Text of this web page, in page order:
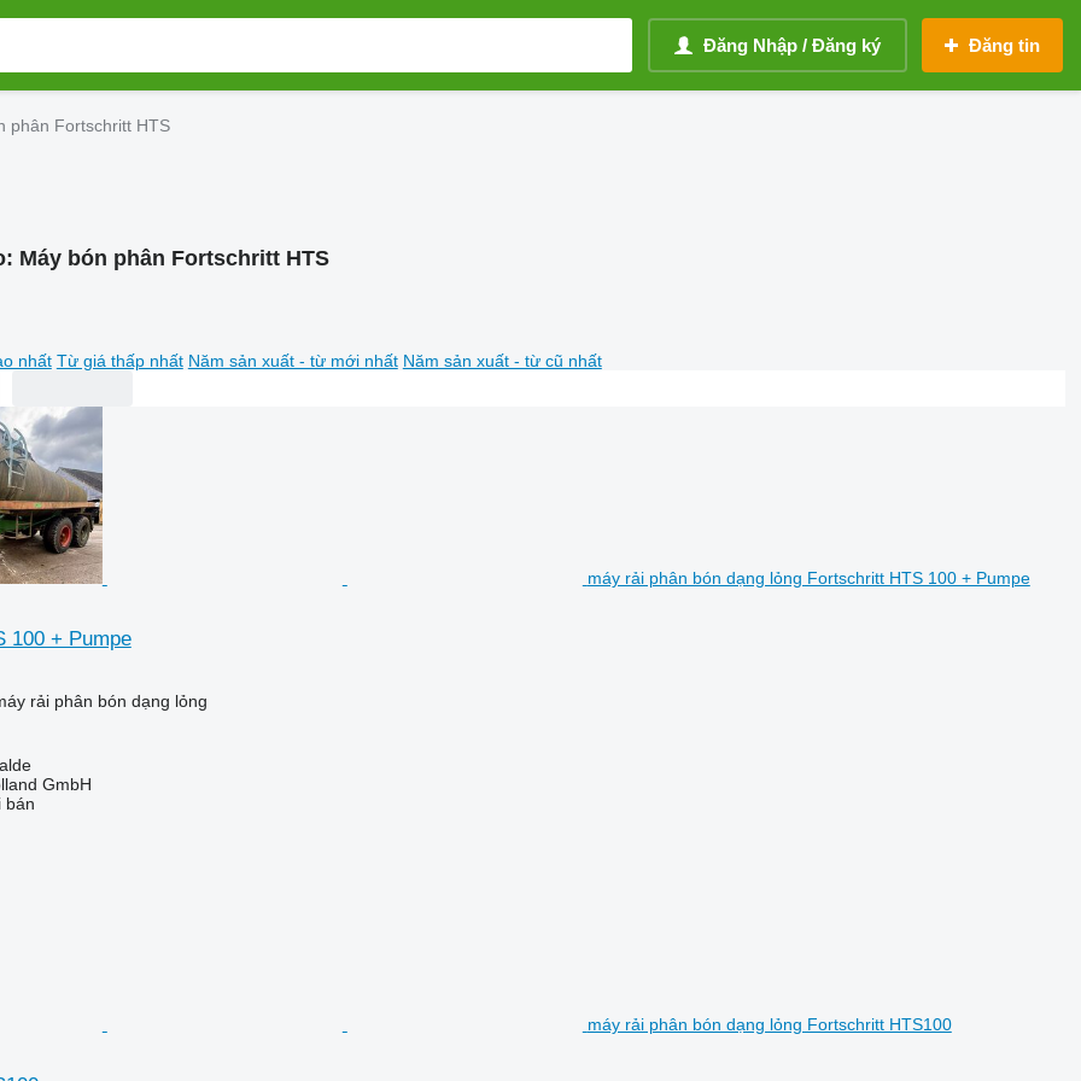
Đăng Nhập / Đăng ký Đăng tin
phân Fortschritt HTS
Máy bón phân Fortschritt HTS
nhất Từ giá thấp nhất Năm sản xuất - từ mới nhất Năm sản xuất - từ cũ nhất
máy rải phân bón dạng lỏng Fortschritt HTS 100 + Pumpe
100 + Pumpe
rải phân bón dạng lỏng
GmbH
bán
máy rải phân bón dạng lỏng Fortschritt HTS100